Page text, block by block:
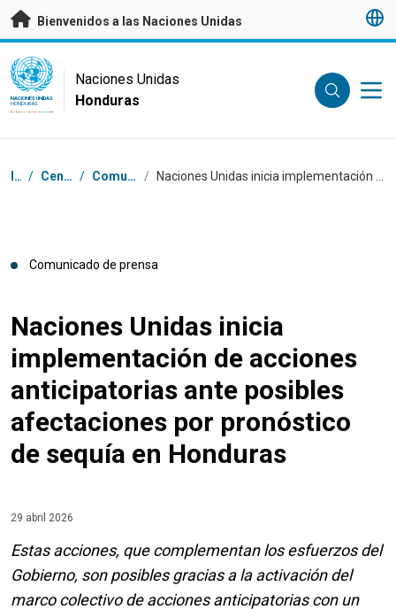
Saltar a contenido principal
Bienvenidos a las Naciones Unidas
UN Logo
NACIONES UNIDAS
HONDURAS
Naciones Unidas
Honduras
Coordenadas dentro de la ruta de navegación
Inicio / Centro de prensa / Comunicados de prensa /
Comunicado de prensa
Naciones Unidas inicia
implementación de acciones
anticipatorias ante posibles
afectaciones por pronóstico
de sequía en Honduras
29 abril 2026
Estas acciones, que complementan los esfuerzos del
Gobierno, son posibles gracias a la activación del
marco colectivo de acciones anticipatorias con un